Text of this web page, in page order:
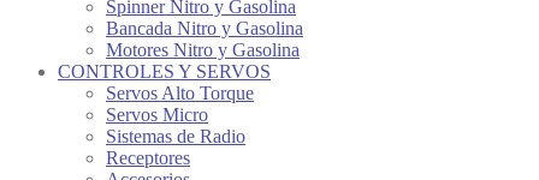
Spinner Nitro y Gasolina
Bancada Nitro y Gasolina
Motores Nitro y Gasolina
CONTROLES Y SERVOS
Servos Alto Torque
Servos Micro
Sistemas de Radio
Receptores